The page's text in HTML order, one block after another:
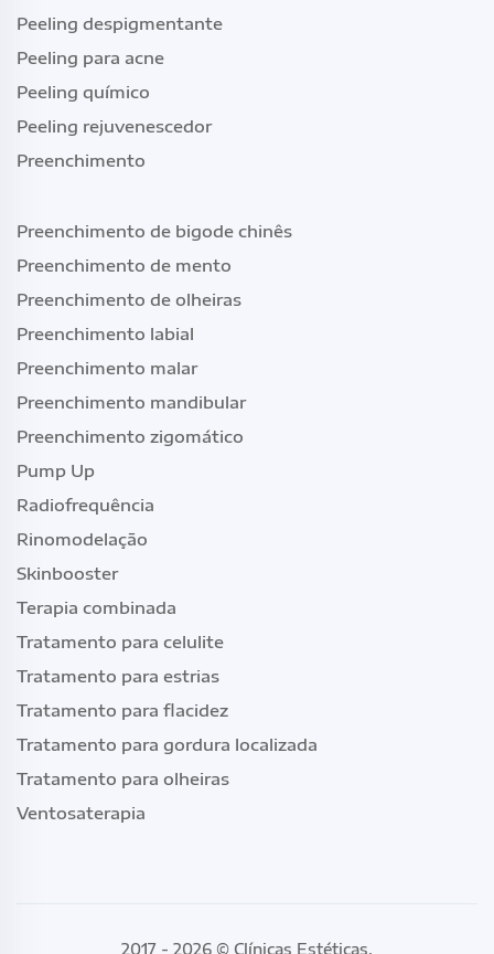
Peeling despigmentante
Peeling para acne
Peeling químico
Peeling rejuvenescedor
Preenchimento
Preenchimento de bigode chinês
Preenchimento de mento
Preenchimento de olheiras
Preenchimento labial
Preenchimento malar
Preenchimento mandibular
Preenchimento zigomático
Pump Up
Radiofrequência
Rinomodelação
Skinbooster
Terapia combinada
Tratamento para celulite
Tratamento para estrias
Tratamento para flacidez
Tratamento para gordura localizada
Tratamento para olheiras
Ventosaterapia
2017 - 2026 © Clínicas Estéticas.